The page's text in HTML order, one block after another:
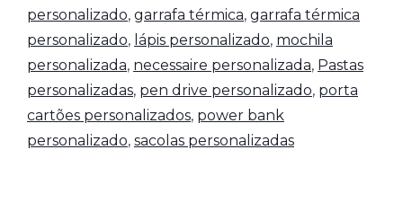
personalizado, garrafa térmica, garrafa térmica
personalizado, lápis personalizado, mochila
personalizada, necessaire personalizada, Pastas
personalizadas, pen drive personalizado, porta
cartões personalizados, power bank
personalizado, sacolas personalizadas